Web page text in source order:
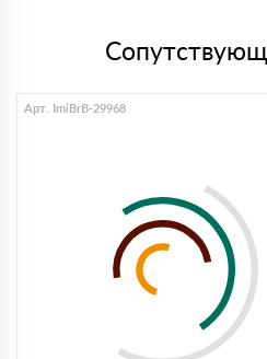
Арт. ImiBrB-29968